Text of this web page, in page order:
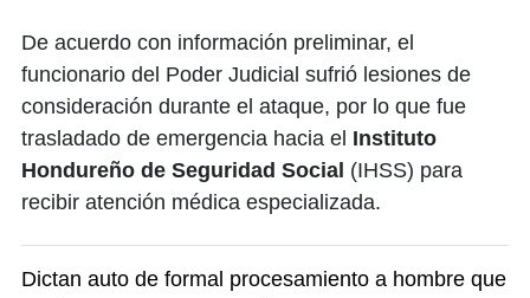
De acuerdo con información preliminar, el
funcionario del Poder Judicial sufrió lesiones de
consideración durante el ataque, por lo que fue
trasladado de emergencia hacia el Instituto
Hondureño de Seguridad Social (IHSS) para
recibir atención médica especializada.
Dictan auto de formal procesamiento a hombre que